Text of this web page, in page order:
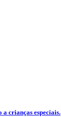
crianças especiais.